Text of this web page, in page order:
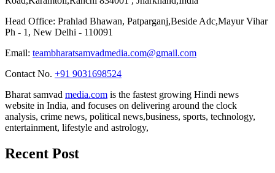
Head Office: Prahlad Bhawan, Patparganj,Beside Adc,Mayur Vihar
Ph - 1, New Delhi - 110091
Email: teambharatsamvadmedia.com@gmail.com
Contact No. ‪ +91 9031698524
Bharat samvad media.com is the fastest growing Hindi news
website in India, and focuses on delivering around the clock
analysis, crime news, political news,business, sports, technology,
entertainment, lifestyle and astrology,
Recent Post